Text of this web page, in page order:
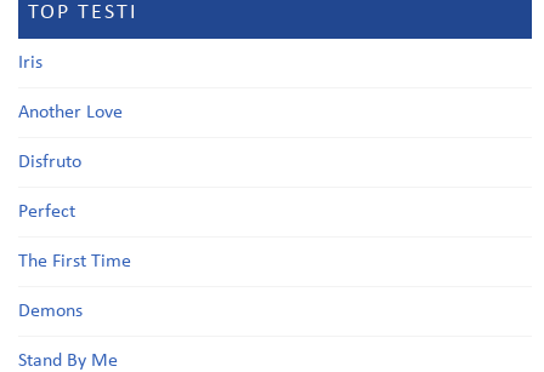
TOP TESTI
Iris
Another Love
Disfruto
Perfect
The First Time
Demons
Stand By Me